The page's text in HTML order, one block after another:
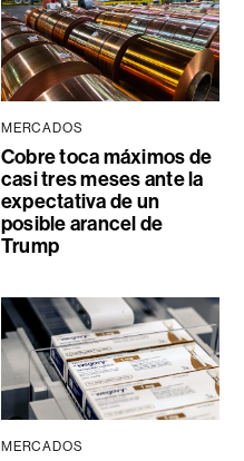
MERCADOS
Cobre toca máximos de
casi tres meses ante la
expectativa de un
posible arancel de
Trump
MERCADOS